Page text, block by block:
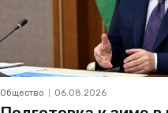
Общество 06.08.2026